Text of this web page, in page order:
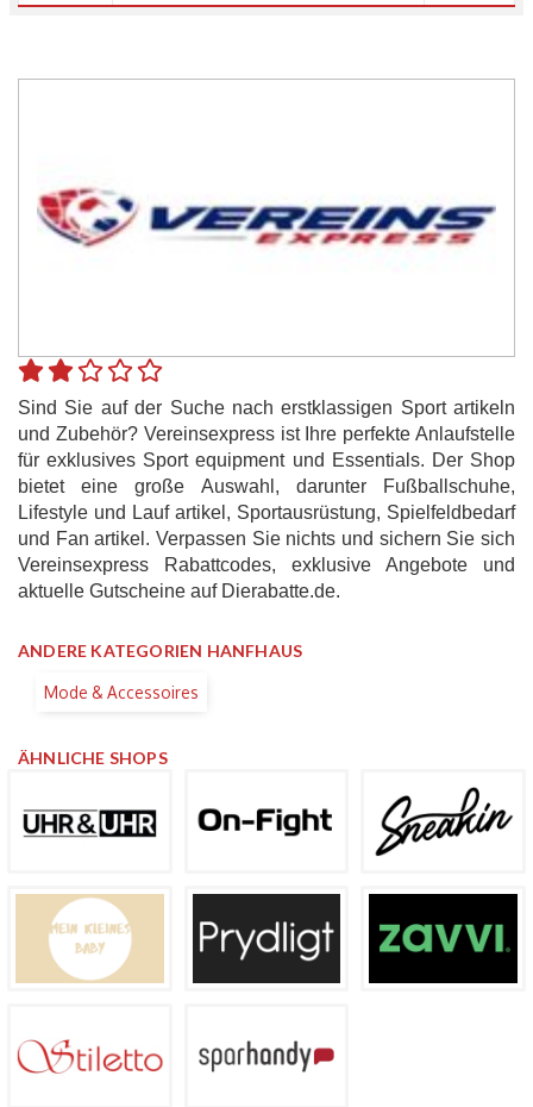
Sind Sie auf der Suche nach erstklassigen Sport artikeln
und Zubehör? Vereinsexpress ist Ihre perfekte Anlaufstelle
für exklusives Sport equipment und Essentials. Der Shop
bietet eine große Auswahl, darunter Fußballschuhe,
Lifestyle und Lauf artikel, Sportausrüstung, Spielfeldbedarf
und Fan artikel. Verpassen Sie nichts und sichern Sie sich
Vereinsexpress Rabattcodes, exklusive Angebote und
aktuelle Gutscheine auf Dierabatte.de.
ANDERE KATEGORIEN HANFHAUS
Mode & Accessoires
ÄHNLICHE SHOPS